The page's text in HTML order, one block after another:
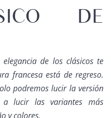
DE
de los clásicos te
francesa está de regreso.
podremos lucir la versión
a lucir las variantes más
y colores.